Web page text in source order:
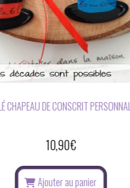
COLLIER CONSCRIT 20 ANS
18,00
Ajouter au panier